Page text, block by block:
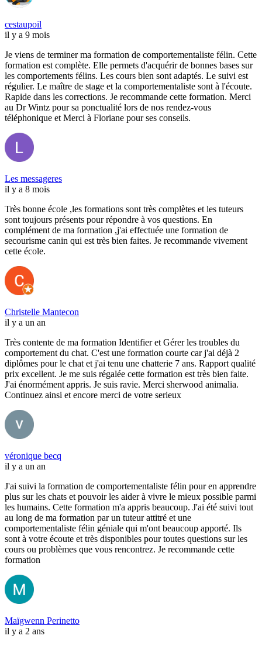
cestaupoil
il y a 9 mois
Je viens de terminer ma formation de comportementaliste félin. Cette
formation est complète. Elle permets d'acquérir de bonnes bases sur
les comportements félins. Les cours bien sont adaptés. Le suivi est
régulier. Le maître de stage et la comportementaliste sont à l'écoute.
Rapide dans les corrections. Je recommande cette formation. Merci
au Dr Wintz pour sa ponctualité lors de nos rendez-vous
téléphonique et Merci à Floriane pour ses conseils.
Les messageres
il y a 8 mois
Très bonne école ,les formations sont très complètes et les tuteurs
sont toujours présents pour répondre à vos questions. En
complément de ma formation ,j'ai effectuée une formation de
secourisme canin qui est très bien faites. Je recommande vivement
cette école.
Christelle Mantecon
il y a un an
Très contente de ma formation Identifier et Gérer les troubles du
comportement du chat. C'est une formation courte car j'ai déjà 2
diplômes pour le chat et j'ai tenu une chatterie 7 ans. Rapport qualité
prix excellent. Je me suis régalée cette formation est très bien faite.
J'ai énormément appris. Je suis ravie. Merci sherwood animalia.
Continuez ainsi et encore merci de votre serieux
véronique becq
il y a un an
J'ai suivi la formation de comportementaliste félin pour en apprendre
plus sur les chats et pouvoir les aider à vivre le mieux possible parmi
les humains. Cette formation m'a appris beaucoup. J'ai été suivi tout
au long de ma formation par un tuteur attitré et une
comportementaliste félin géniale qui m'ont beaucoup apporté. Ils
sont à votre écoute et très disponibles pour toutes questions sur les
cours ou problèmes que vous rencontrez. Je recommande cette
formation
Maïgwenn Perinetto
il y a 2 ans